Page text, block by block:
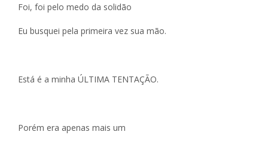
Foi, foi pelo medo da solidão
Eu busquei pela primeira vez sua mão.
Está é a minha ÚLTIMA TENTAÇÃO.
Porém era apenas mais um